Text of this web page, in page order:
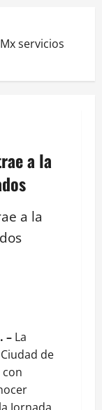
servicios
a la
a la
– La
de